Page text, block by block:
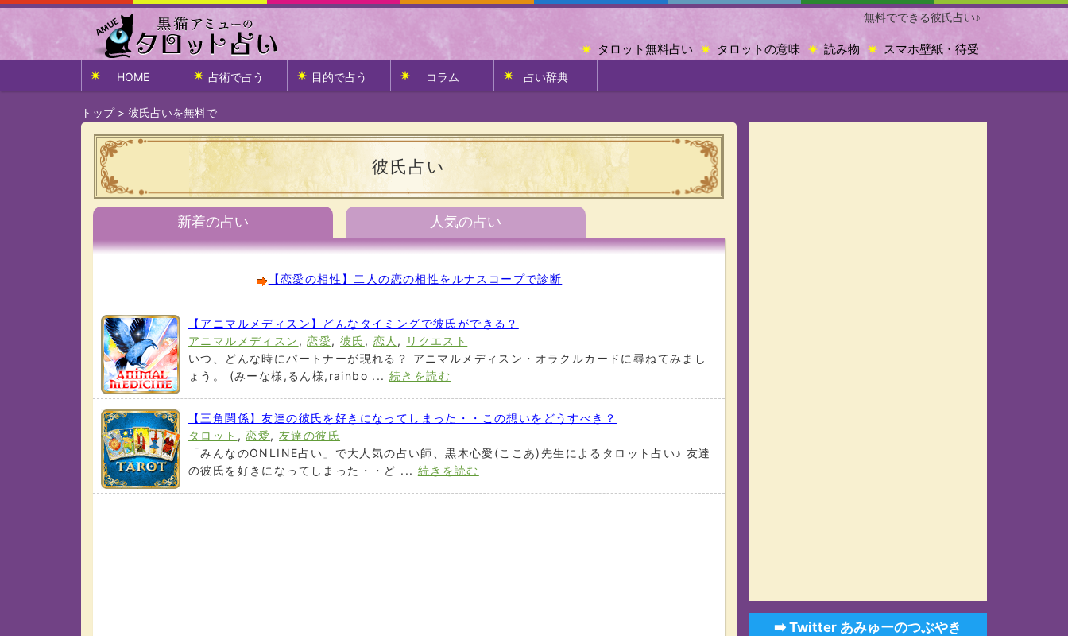
無料でできる彼氏占い♪
スマホ壁紙・待受
読み物
タロットの意味
タロット無料占い
HOME 占術で占う 目的で占う コラム 占い辞典
トップ> 彼氏占いを無料で
彼氏占い
新着の占い 人気の占い
【恋愛の相性】二人の恋の相性をルナスコープで診断
【アニマルメディスン】どんなタイミングで彼氏ができる？
アニマルメディスン ,恋愛,彼氏 , 恋人 ,
リクエスト
いつ、どんな時にパートナーが現れる？ アニマルメディスン・オラクルカードに尋ねてみまし
ょう。 (みーな様,るん様,rainbo ... 続きを読む
【三角関係】友達の彼氏を好きになってしまった・・この想いをどうすべき？
タロット ,恋愛,友達の彼氏
「みんなのONLINE占い」で大人気の占い師、黒木心愛(ここあ)先生によるタロット占い♪ 友達
の彼氏を好きになってしまった・・ど ... 続きを読む
➡️ Twitter あみゅーのつぶやき